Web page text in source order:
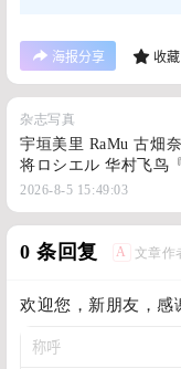
海报分享 收藏
杂志写真
宇垣美里 RaMu 古畑
将ロシエル 华村飞鸟
プレイボーイ』
2026-8-5 15:49:03
0 条回复 A 文章作
欢迎您，新朋友，感